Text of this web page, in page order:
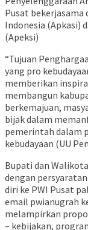
Pusat bekerjasama
Indonesia (Apkasi)
(Apeksi)
“Tujuan
yang pro
memberikan
membangun
berkemajuan,
bijak dalam
pemerintah dalam
kebudayaan (UU
Bupati dan
dengan
diri ke PWI Pusat
email pwianugrah
melampirkan
– kebijakan,